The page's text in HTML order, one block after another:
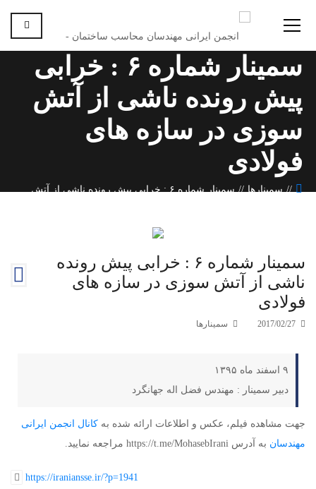
سمینار شماره ۶ : خرابی
پیش رونده ناشی از آتش
سوزی در سازه های
فولادی
سمینارها
سمینار شماره ۶ : خرابی پیش رونده ناشی از آتش
سمینار شماره ۶ : خرابی پیش رونده
ناشی از آتش سوزی در سازه های
فولادی
سمینارها
۹ اسفند ماه ۱۳۹۵
دبیر سمینار : مهندس فضل اله جهانگرد
جهت مشاهده فیلم، عکس و اطلاعات ارائه شده به کانال انجمن ایرانی
مهندسان به آدرس https://t.me/MohasebIrani مراجعه نمایید.
https://iraniansse.ir/?p=1941